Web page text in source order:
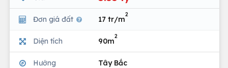
Đơn giá đất 17 tr/m
2
Diện tích 90m
2
Hướng Tây Bắc